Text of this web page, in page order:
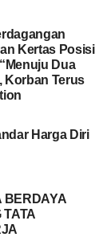
Kertas Posisi
Dua
Korban Terus
Harga Diri
BERDAYA
TATA